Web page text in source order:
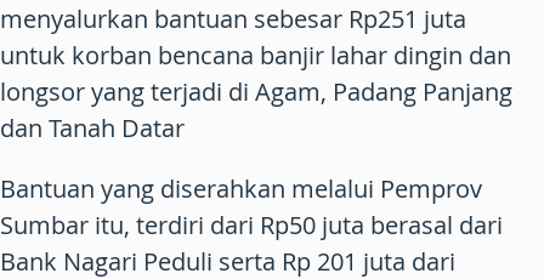
menyalurkan bantuan sebesar Rp251 juta
untuk korban bencana banjir lahar dingin dan
longsor yang terjadi di Agam, Padang Panjang
dan Tanah Datar
Bantuan yang diserahkan melalui Pemprov
Sumbar itu, terdiri dari Rp50 juta berasal dari
Bank Nagari Peduli serta Rp 201 juta dari